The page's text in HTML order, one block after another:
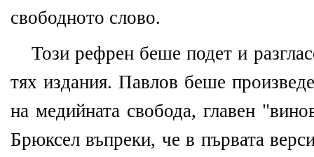
свободното слово.
Този рефрен беше подет и
тях издания. Павлов беше
на медийната свобода, главен
Брюксел въпреки, че в първата